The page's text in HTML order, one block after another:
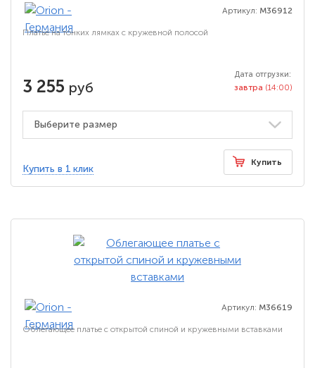
Артикул: M36912
Платье на тонких лямках с кружевной полосой
3 255 руб
Дата отгрузки:
завтра (14:00)
Купить в 1 клик
Купить
Артикул: M36619
Облегающее платье с открытой спиной и кружевными вставками